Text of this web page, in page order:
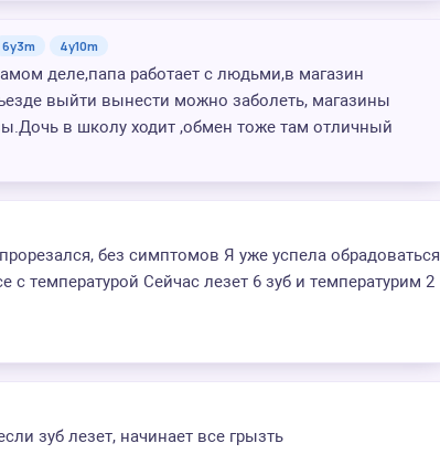
6y3m 4y10m
деле,папа работает с людьми,в магазин
выйти вынести можно заболеть, магазины
в школу ходит ,обмен тоже там отличный
без симптомов Я уже успела обрадоваться
с температурой Сейчас лезет 6 зуб и температурим 2
зуб лезет, начинает все грызть